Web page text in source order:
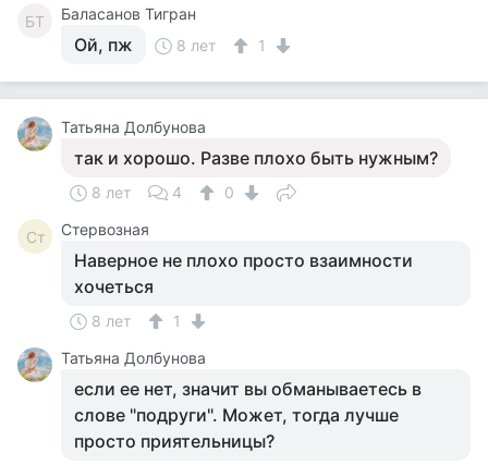
БТ Баласанов Тигран
Ой, пж 8 лет 1
Татьяна Долбунова
так и хорошо. Разве плохо быть нужным?
8 лет 4 0
Ст Стервозная
Наверное не плохо просто взаимности
хочеться
8 лет
1
Татьяна Долбунова
если ее нет, значит вы обманываетесь в
слове "подруги". Может, тогда лучше
просто приятельницы?